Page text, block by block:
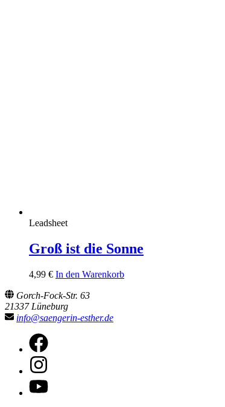
Leadsheet
Groß ist die Sonne
4,99 € In den Warenkorb
Gorch-Fock-Str. 63
21337 Lüneburg
info@saengerin-esther.de